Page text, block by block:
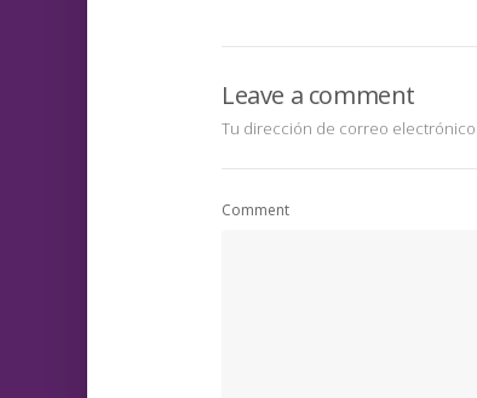
Leave a comment
Tu dirección de correo
Comment